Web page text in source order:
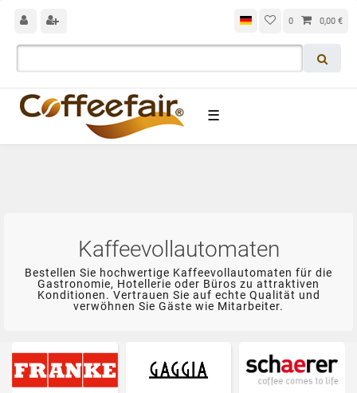
0 0,00 €
☰
Kaffeevollautomaten
Bestellen Sie hochwertige Kaffeevollautomaten für die
Gastronomie, Hotellerie oder Büros zu attraktiven
Konditionen. Vertrauen Sie auf echte Qualität und
verwöhnen Sie Gäste wie Mitarbeiter.